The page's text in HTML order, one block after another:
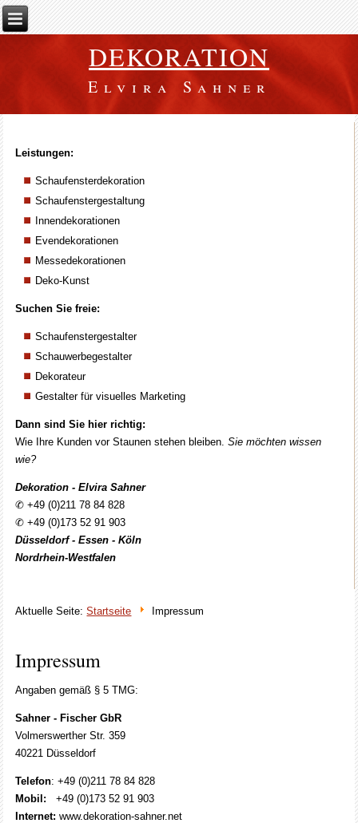
DEKORATION
Elvira Sahner
Leistungen:
Schaufensterdekoration
Schaufenstergestaltung
Innendekorationen
Evendekorationen
Messedekorationen
Deko-Kunst
Suchen Sie freie:
Schaufenstergestalter
Schauwerbegestalter
Dekorateur
Gestalter für visuelles Marketing
Dann sind Sie hier richtig:
Wie Ihre Kunden vor Staunen stehen bleiben.Sie möchten wissen
wie?
Dekoration - Elvira Sahner
✆ +49 (0)211 78 84 828
✆ +49 (0)173 52 91 903
Düsseldorf - Essen - Köln
Nordrhein-Westfalen
Aktuelle Seite:Startseite Impressum
Impressum
Angaben gemäß § 5 TMG:
Sahner - Fischer GbR
Volmerswerther Str. 359
40221 Düsseldorf
Telefon: +49 (0)211 78 84 828
Mobil: +49 (0)173 52 91 903
Internet: www.dekoration-sahner.net